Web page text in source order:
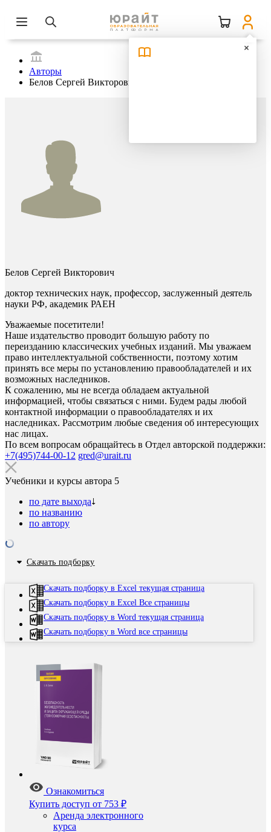
Авторы
Белов Сергей Викторович
Белов Сергей Викторович
доктор технических наук, профессор, заслуженный деятель
науки РФ, академик РАЕН
Уважаемые посетители!
Наше издательство проводит большую работу по
переизданию классических учебных изданий. Мы уважаем
право интеллектуальной собственности, поэтому хотим
принять все меры по установлению правообладателей и их
возможных наследников.
К сожалению, мы не всегда обладаем актуальной
информацией, чтобы связаться с ними. Будем рады любой
контактной информации о правообладателях и их
наследниках. Рассмотрим любые сведения об интересующих
нас лицах.
По всем вопросам обращайтесь в Отдел авторской поддержки:
+7(495)744-00-12 gred@urait.ru
Учебники и курсы автора 5
по дате выхода
по названию
по автору
Скачать подборку
Скачать подборку в Excel текущая страница
Скачать подборку в Excel Все страницы
Скачать подборку в Word текущая страница
Скачать подборку в Word все страницы
Ознакомиться
Купить доступ от 753 ₽
Аренда электронного
курса